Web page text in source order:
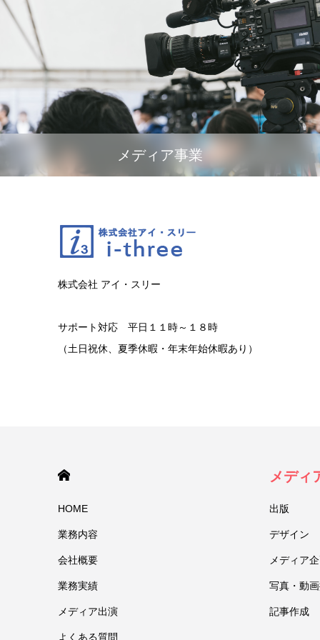
メディア事業
株式会社 アイ・スリー
サポート対応 平日１１時～１８時
（土日祝休、夏季休暇・年末年始休暇あり）
HOME
業務内容
会社概要
業務実績
メディア出演
よくある質問
メディ
出版
デザイン
メディア
写真・動
記事作成